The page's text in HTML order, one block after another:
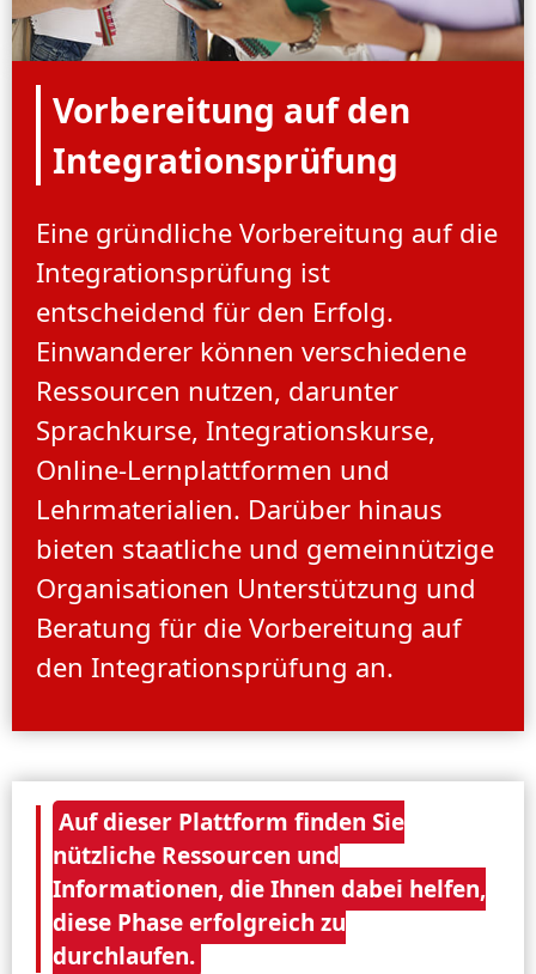
Vorbereitung auf den
Integrationsprüfung
Eine gründliche Vorbereitung auf die
Integrationsprüfung ist
entscheidend für den Erfolg.
Einwanderer können verschiedene
Ressourcen nutzen, darunter
Sprachkurse, Integrationskurse,
Online-Lernplattformen und
Lehrmaterialien. Darüber hinaus
bieten staatliche und gemeinnützige
Organisationen Unterstützung und
Beratung für die Vorbereitung auf
den Integrationsprüfung an.
Auf dieser Plattform finden Sie
nützliche Ressourcen und
Informationen, die Ihnen dabei helfen,
diese Phase erfolgreich zu
durchlaufen.